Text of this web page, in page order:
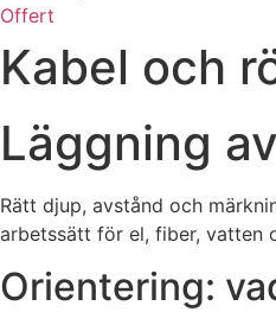
Offert
Kabel och
Läggning
Rätt djup, avstånd och
arbetssätt för el, fiber, vatten
Orientering: